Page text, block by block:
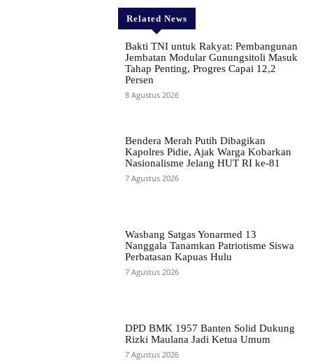
Related News
Bakti TNI untuk Rakyat: Pembangunan
Jembatan Modular Gunungsitoli Masuk
Tahap Penting, Progres Capai 12,2
Persen
8 Agustus 2026
Bendera Merah Putih Dibagikan
Kapolres Pidie, Ajak Warga Kobarkan
Nasionalisme Jelang HUT RI ke-81
7 Agustus 2026
Wasbang Satgas Yonarmed 13
Nanggala Tanamkan Patriotisme Siswa
Perbatasan Kapuas Hulu
7 Agustus 2026
DPD BMK 1957 Banten Solid Dukung
Rizki Maulana Jadi Ketua Umum
7 Agustus 2026